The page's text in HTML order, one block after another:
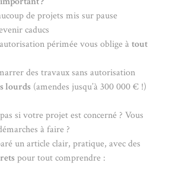
de projets mis sur pause
caducs
périmée vous oblige àtout
des travaux sans autorisation
lourds (amendes jusqu’à 300 000 € !)
si votre projet est concerné ? Vous
à faire ?
un article clair, pratique, avec des
pour tout comprendre :